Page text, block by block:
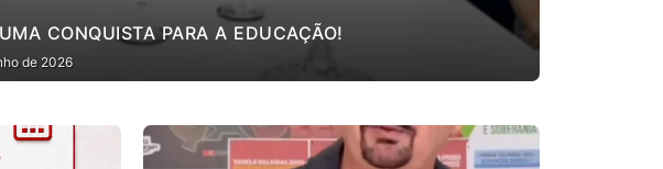
CONQUISTA PARA A EDUCAÇÃO!
de 2026